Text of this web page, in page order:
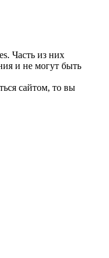
Часть из них
и не могут быть
сайтом, то вы